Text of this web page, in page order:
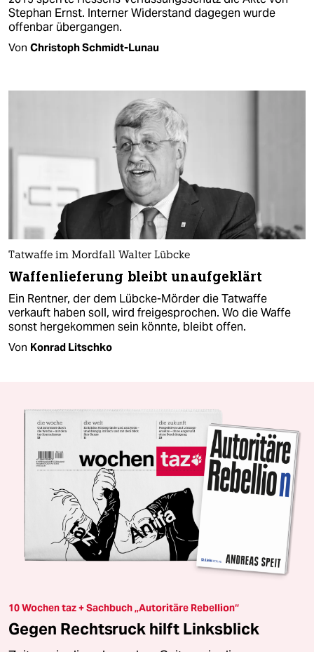
Stephan Ernst. Interner Widerstand dagegen wurde
offenbar übergangen.
Von Christoph Schmidt-Lunau
Tatwaffe im Mordfall Walter Lübcke
Waffenlieferung bleibt unaufgeklärt
Ein Rentner, der dem Lübcke-Mörder die Tatwaffe
verkauft haben soll, wird freigesprochen. Wo die Waffe
sonst hergekommen sein könnte, bleibt offen.
Von Konrad Litschko
10 Wochen taz + Sachbuch „Autoritäre Rebellion“
Gegen Rechtsruck hilft Linksblick